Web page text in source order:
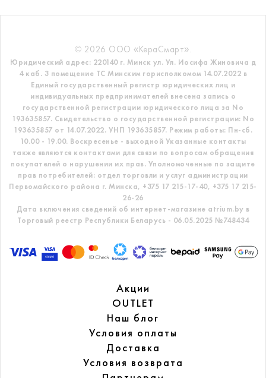
© 2026 ООО «КераСмарт».
Юридический адрес: 220140 г. Минск ул. Ул. Иосифа Жиновича д
4 каб. 3 помещение ТС Минским горисполкомом 14.07.2022 в
Единый государственный регистр юридических лиц и
индивидуальных предпринимателей внесена запись о
государственной регистрации юридического лица за No
193635857. Свидетельство о государственной регистрации: No
193635857 от 14.07.2022. УНП 193635857. Режим работы: Пн-сб.
10.00 - 19.00. Воскресенье - выходной Указанные контакты
также являются контактами для связи по вопросам обращения
покупателей о нарушении их прав. Уполномоченные по защите
прав потребителей: отдел торговли и услуг администрации
Первомайского района г. Минска, +375 17 215-17-40, +375 17 215-
26-26
Дата включения сведений об интернет-магазине atrium.by в
Торговый реестр Республики Беларусь - 06.05.2025 №748434
Акции
OUTLET
Наш блог
Условия оплаты
Доставка
Условия возврата